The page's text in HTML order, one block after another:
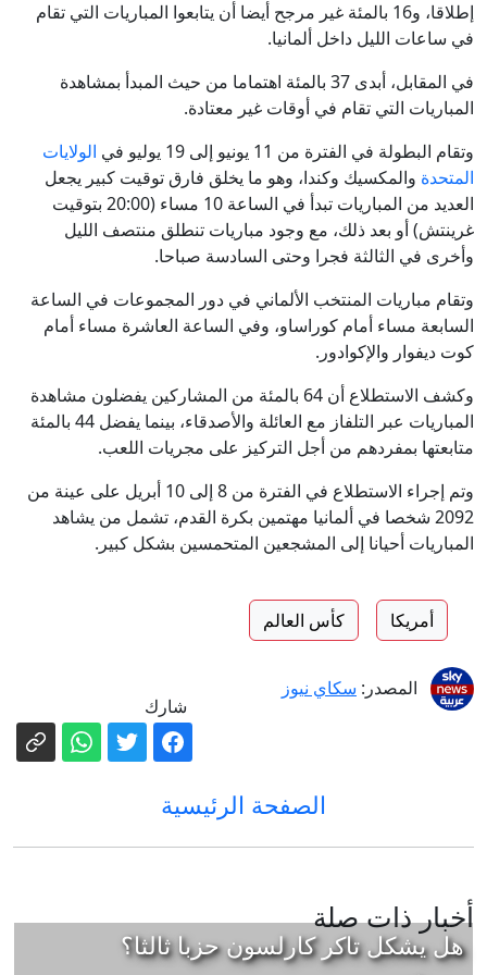
إطلاقا، و16 بالمئة غير مرجح أيضا أن يتابعوا المباريات التي تقام
في ساعات الليل داخل ألمانيا.
في المقابل، أبدى 37 بالمئة اهتماما من حيث المبدأ بمشاهدة
المباريات التي تقام في أوقات غير معتادة.
وتقام البطولة في الفترة من 11 يونيو إلى 19 يوليو في
الولايات
المتحدة والمكسيك وكندا، وهو ما يخلق فارق توقيت كبير يجعل
العديد من المباريات تبدأ في الساعة 10 مساء (20:00 بتوقيت
غرينتش) أو بعد ذلك، مع وجود مباريات تنطلق منتصف الليل
وأخرى في الثالثة فجرا وحتى السادسة صباحا.
وتقام مباريات المنتخب الألماني في دور المجموعات في الساعة
السابعة مساء أمام كوراساو، وفي الساعة العاشرة مساء أمام
كوت ديفوار والإكوادور.
وكشف الاستطلاع أن 64 بالمئة من المشاركين يفضلون مشاهدة
المباريات عبر التلفاز مع العائلة والأصدقاء، بينما يفضل 44 بالمئة
متابعتها بمفردهم من أجل التركيز على مجريات اللعب.
وتم إجراء الاستطلاع في الفترة من 8 إلى 10 أبريل على عينة من
2092 شخصا في ألمانيا مهتمين بكرة القدم، تشمل من يشاهد
المباريات أحيانا إلى المشجعين المتحمسين بشكل كبير.
أمريكا كأس العالم
المصدر: سكاي نيوز
شارك
الصفحة الرئيسية
أخبار ذات صلة
هل يشكل تاكر كارلسون حزبا ثالثا؟